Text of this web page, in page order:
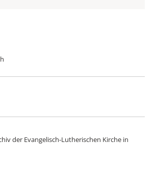
der Evangelisch-Lutherischen Kirche in